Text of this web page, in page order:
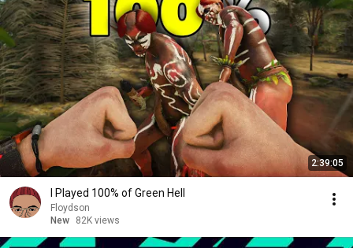
2:39:05
I Played 100% of Green Hell
Floydson
New
82K views